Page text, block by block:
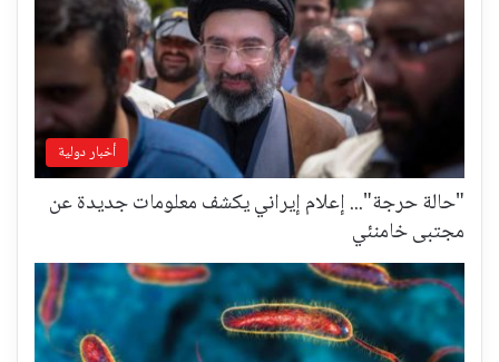
أخبار دولية
"حالة حرجة"... إعلام إيراني يكشف معلومات جديدة عن
مجتبى خامنئي